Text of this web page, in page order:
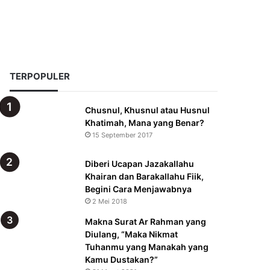
TERPOPULER
Chusnul, Khusnul atau Husnul
Khatimah, Mana yang Benar?
15 September 2017
Diberi Ucapan Jazakallahu
Khairan dan Barakallahu Fiik,
Begini Cara Menjawabnya
2 Mei 2018
Makna Surat Ar Rahman yang
Diulang, “Maka Nikmat
Tuhanmu yang Manakah yang
Kamu Dustakan?”